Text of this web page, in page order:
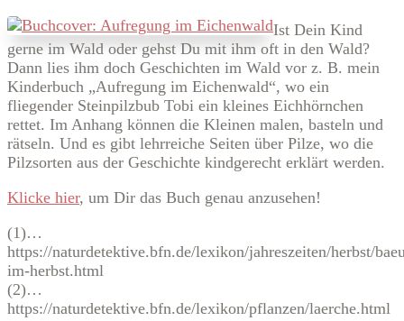
Ist Dein Kind
gerne im Wald oder gehst Du mit ihm oft in den Wald?
Dann lies ihm doch Geschichten im Wald vor z. B. mein
Kinderbuch „Aufregung im Eichenwald“, wo ein
fliegender Steinpilzbub Tobi ein kleines Eichhörnchen
rettet. Im Anhang können die Kleinen malen, basteln und
rätseln. Und es gibt lehrreiche Seiten über Pilze, wo die
Pilzsorten aus der Geschichte kindgerecht erklärt werden.
Klicke hier, um Dir das Buch genau anzusehen!
(1)…
https://naturdetektive.bfn.de/lexikon/jahreszeiten/herbst/
im-herbst.html
(2)…
https://naturdetektive.bfn.de/lexikon/pflanzen/laerche.html